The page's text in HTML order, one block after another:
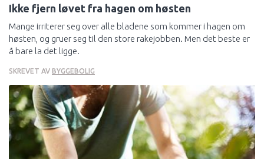
Ikke fjern løvet fra hagen om høsten
Mange irriterer seg over alle bladene som kommer i hagen om
høsten, og gruer seg til den store rakejobben. Men det beste er
å bare la det ligge.
SKREVET AV BYGGEBOLIG